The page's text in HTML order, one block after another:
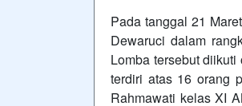
Pada tanggal 21
Dewaruci dalam
Lomba tersebut
terdiri atas 16 orang
Rahmawati kelas XI